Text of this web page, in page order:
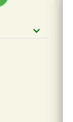
keyboard_arrow_down